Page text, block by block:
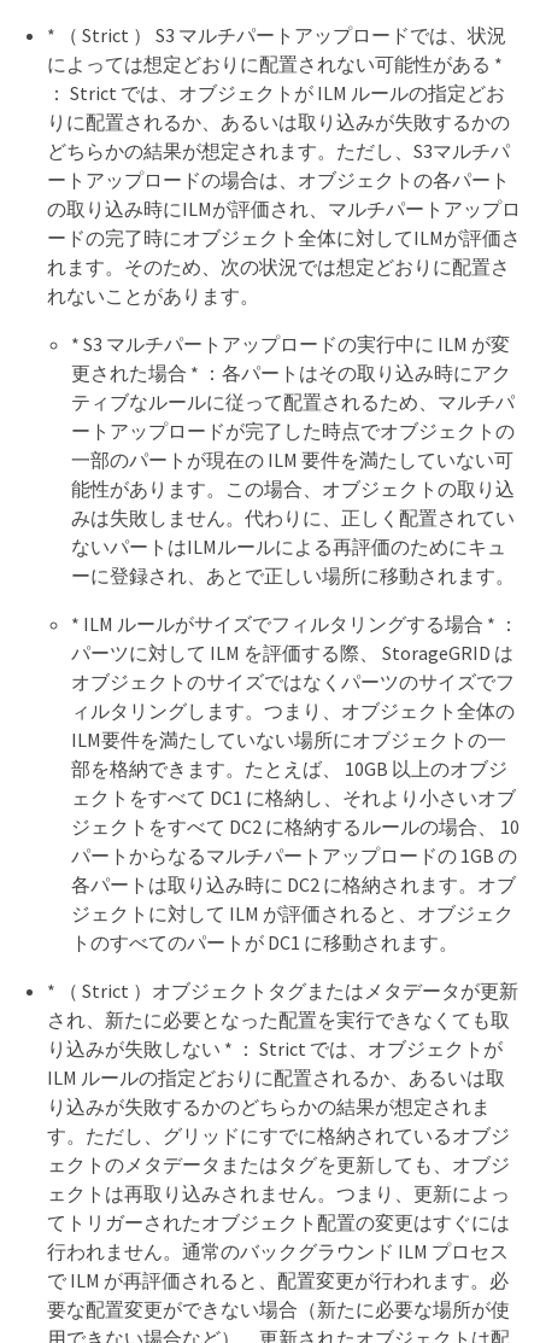
* （ Strict ） S3 マルチパートアップロードでは、状況
によっては想定どおりに配置されない可能性がある *
： Strict では、オブジェクトが ILM ルールの指定どお
りに配置されるか、あるいは取り込みが失敗するかの
どちらかの結果が想定されます。ただし、S3マルチパ
ートアップロードの場合は、オブジェクトの各パート
の取り込み時にILMが評価され、マルチパートアップロ
ードの完了時にオブジェクト全体に対してILMが評価さ
れます。そのため、次の状況では想定どおりに配置さ
れないことがあります。
* S3 マルチパートアップロードの実行中に ILM が変
更された場合 * ：各パートはその取り込み時にアク
ティブなルールに従って配置されるため、マルチパ
ートアップロードが完了した時点でオブジェクトの
一部のパートが現在の ILM 要件を満たしていない可
能性があります。この場合、オブジェクトの取り込
みは失敗しません。代わりに、正しく配置されてい
ないパートはILMルールによる再評価のためにキュ
ーに登録され、あとで正しい場所に移動されます。
* ILM ルールがサイズでフィルタリングする場合 * ：
パーツに対して ILM を評価する際、 StorageGRID は
オブジェクトのサイズではなくパーツのサイズでフ
ィルタリングします。つまり、オブジェクト全体の
ILM要件を満たしていない場所にオブジェクトの一
部を格納できます。たとえば、 10GB 以上のオブジ
ェクトをすべて DC1 に格納し、それより小さいオブ
ジェクトをすべて DC2 に格納するルールの場合、 10
パートからなるマルチパートアップロードの 1GB の
各パートは取り込み時に DC2 に格納されます。オブ
ジェクトに対して ILM が評価されると、オブジェク
トのすべてのパートが DC1 に移動されます。
* （ Strict ）オブジェクトタグまたはメタデータが更新
され、新たに必要となった配置を実行できなくても取
り込みが失敗しない * ： Strict では、オブジェクトが
ILM ルールの指定どおりに配置されるか、あるいは取
り込みが失敗するかのどちらかの結果が想定されま
す。ただし、グリッドにすでに格納されているオブジ
ェクトのメタデータまたはタグを更新しても、オブジ
ェクトは再取り込みされません。つまり、更新によっ
てトリガーされたオブジェクト配置の変更はすぐには
行われません。通常のバックグラウンド ILM プロセス
で ILM が再評価されると、配置変更が行われます。必
要な配置変更ができない場合（新たに必要な場所が使
用できない場合など）、更新されたオブジェクトは配